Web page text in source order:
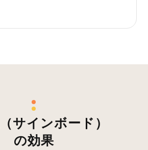
サインボード）
の効果